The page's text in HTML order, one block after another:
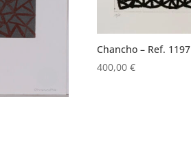
Chancho – Ref. 1197
400,00€